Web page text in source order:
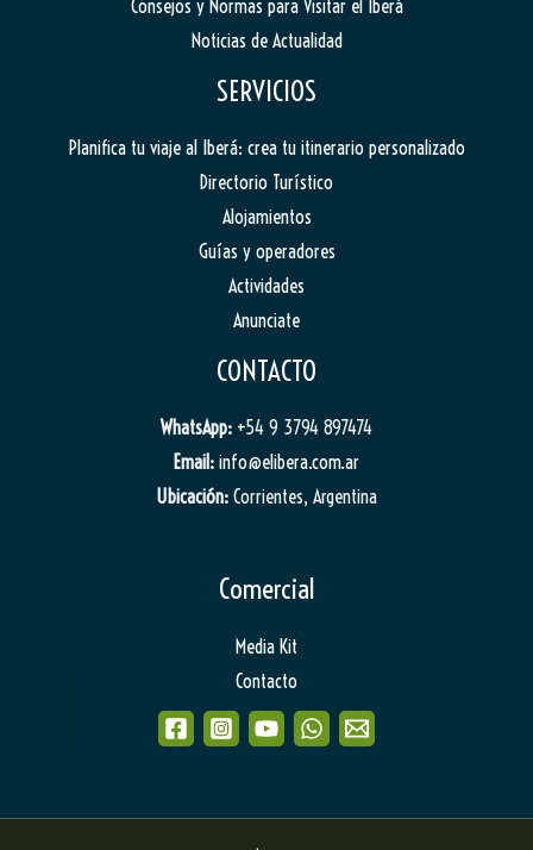
Consejos y Normas para Visitar el Iberá
Noticias de Actualidad
SERVICIOS
Planifica tu viaje al Iberá: crea tu itinerario personalizado
Directorio Turístico
Alojamientos
Guías y operadores
Actividades
Anunciate
CONTACTO
WhatsApp: +54 9 3794 897474
Email: info@elibera.com.ar
Ubicación: Corrientes, Argentina
Comercial
Media Kit
Contacto